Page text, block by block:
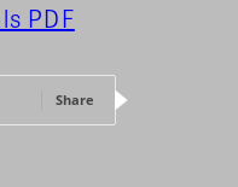
PDF
Share